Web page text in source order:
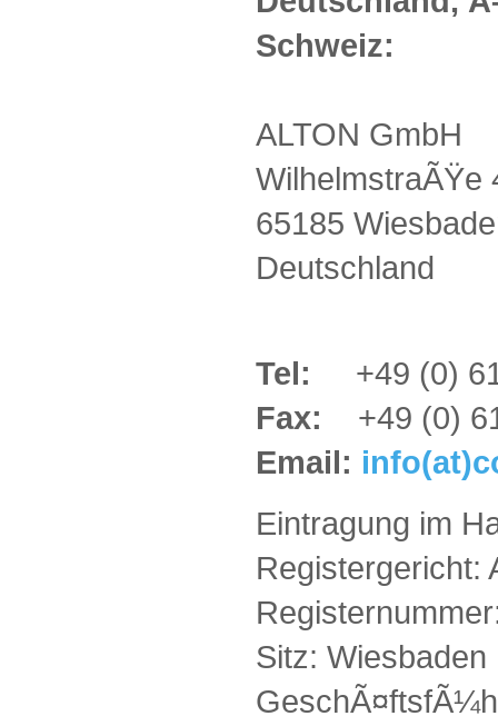
Schweiz:
ALTON GmbH
WilhelmstraÃŸe
65185
Deutschland
Tel:
+49 (0)
Fax: +49 (0)
Email:
Eintragung im
Registergericht:
Sitz: Wiesbaden